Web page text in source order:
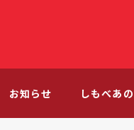
お知らせ しもべあ